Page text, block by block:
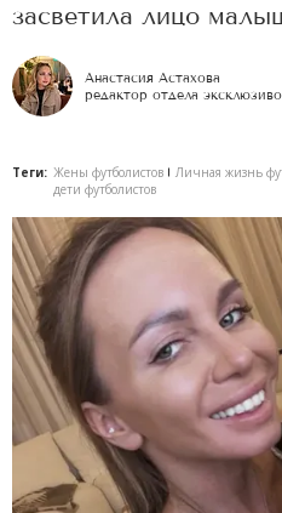
засветила лицо
Анастасия Астахова
редактор отдела
Теги: Жены футболистов Личная жизнь
дети футболистов